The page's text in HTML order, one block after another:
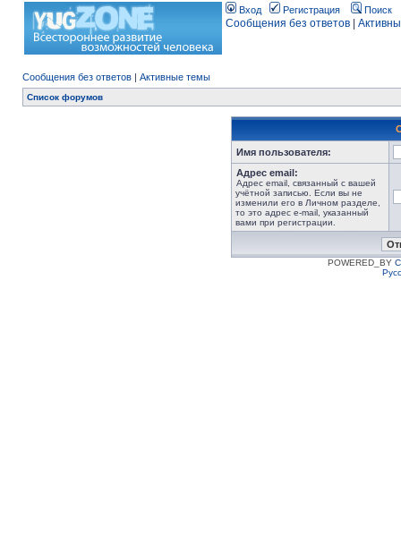
Вход Регистрация Поиск
Сообщения без ответов
Сообщения без ответов | Активные темы
Список форумов
Имя пользователя:
Адрес email:
Адрес email, связанный с вашей
учётной записью. Если вы не
изменили его в Личном разделе,
то это адрес e-mail, указанный
вами при регистрации.
POWERED_BY